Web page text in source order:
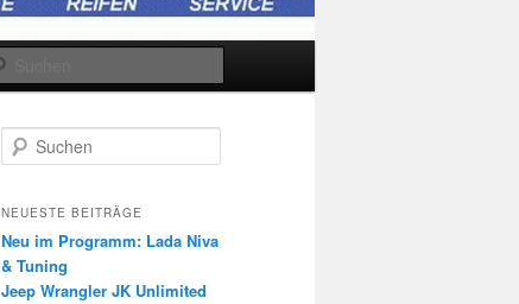
u
h
n
NEUESTE BEITRÄGE
Neu im Programm: Lada Niva
& Tuning
Jeep Wrangler JK Unlimited